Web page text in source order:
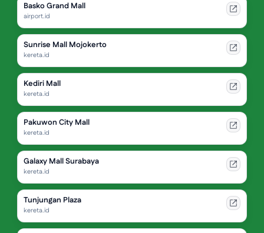
Basko Grand Mall
airport.id
Sunrise Mall Mojokerto
kereta.id
Kediri Mall
kereta.id
Pakuwon City Mall
kereta.id
Galaxy Mall Surabaya
kereta.id
Tunjungan Plaza
kereta.id